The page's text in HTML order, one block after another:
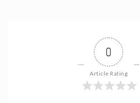
0
Article Rating